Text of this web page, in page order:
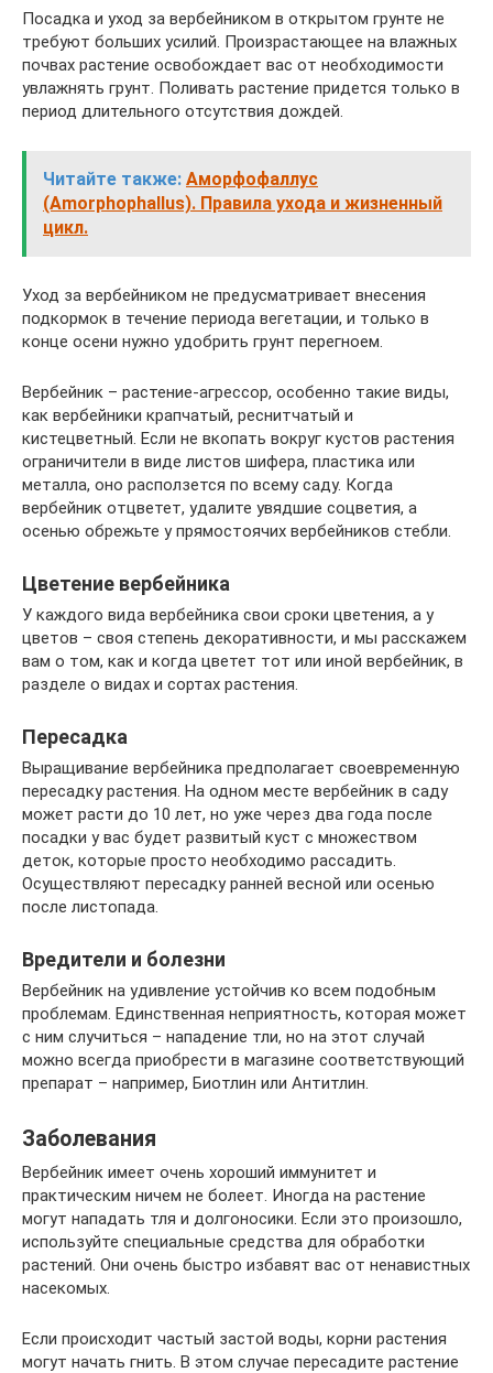
Посадка и уход за вербейником в открытом грунте не
требуют больших усилий. Произрастающее на влажных
почвах растение освобождает вас от необходимости
увлажнять грунт. Поливать растение придется только в
период длительного отсутствия дождей.
Читайте также: Аморфофаллус
(Amorphophallus). Правила ухода и жизненный
цикл.
Уход за вербейником не предусматривает внесения
подкормок в течение периода вегетации, и только в
конце осени нужно удобрить грунт перегноем.
Вербейник – растение-агрессор, особенно такие виды,
как вербейники крапчатый, реснитчатый и
кистецветный. Если не вкопать вокруг кустов растения
ограничители в виде листов шифера, пластика или
металла, оно расползется по всему саду. Когда
вербейник отцветет, удалите увядшие соцветия, а
осенью обрежьте у прямостоячих вербейников стебли.
Цветение вербейника
У каждого вида вербейника свои сроки цветения, а у
цветов – своя степень декоративности, и мы расскажем
вам о том, как и когда цветет тот или иной вербейник, в
разделе о видах и сортах растения.
Пересадка
Выращивание вербейника предполагает своевременную
пересадку растения. На одном месте вербейник в саду
может расти до 10 лет, но уже через два года после
посадки у вас будет развитый куст с множеством
деток, которые просто необходимо рассадить.
Осуществляют пересадку ранней весной или осенью
после листопада.
Вредители и болезни
Вербейник на удивление устойчив ко всем подобным
проблемам. Единственная неприятность, которая может
с ним случиться – нападение тли, но на этот случай
можно всегда приобрести в магазине соответствующий
препарат – например, Биотлин или Антитлин.
Заболевания
Вербейник имеет очень хороший иммунитет и
практическим ничем не болеет. Иногда на растение
могут нападать тля и долгоносики. Если это произошло,
используйте специальные средства для обработки
растений. Они очень быстро избавят вас от ненавистных
насекомых.
Если происходит частый застой воды, корни растения
могут начать гнить. В этом случае пересадите растение